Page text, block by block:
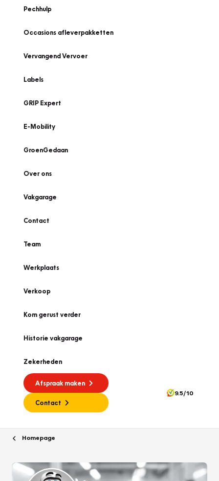
Pechhulp
Occasions afleverpakketten
Vervangend Vervoer
Labels
GRIP Expert
E-Mobility
GroenGedaan
Over ons
Vakgarage
Contact
Team
Werkplaats
Verkoop
Kom gerust verder
Historie vakgarage
Zekerheden
Afspraak maken
Contact
9.5/10
Homepage